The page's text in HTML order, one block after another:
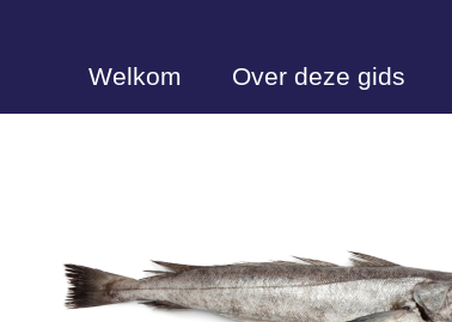
gaan
Welkom Over deze gids